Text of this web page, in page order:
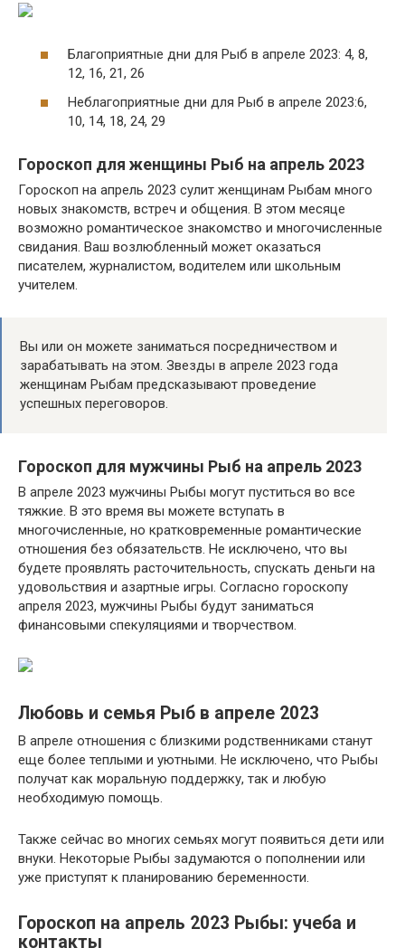
Благоприятные дни для Рыб в апреле 2023: 4, 8,
12, 16, 21, 26
Неблагоприятные дни для Рыб в апреле 2023:6,
10, 14, 18, 24, 29
Гороскоп для женщины Рыб на апрель 2023
Гороскоп на апрель 2023 сулит женщинам Рыбам много
новых знакомств, встреч и общения. В этом месяце
возможно романтическое знакомство и многочисленные
свидания. Ваш возлюбленный может оказаться
писателем, журналистом, водителем или школьным
учителем.
Вы или он можете заниматься посредничеством и
зарабатывать на этом. Звезды в апреле 2023 года
женщинам Рыбам предсказывают проведение
успешных переговоров.
Гороскоп для мужчины Рыб на апрель 2023
В апреле 2023 мужчины Рыбы могут пуститься во все
тяжкие. В это время вы можете вступать в
многочисленные, но кратковременные романтические
отношения без обязательств. Не исключено, что вы
будете проявлять расточительность, спускать деньги на
удовольствия и азартные игры. Согласно гороскопу
апреля 2023, мужчины Рыбы будут заниматься
финансовыми спекуляциями и творчеством.
Любовь и семья Рыб в апреле 2023
В апреле отношения с близкими родственниками станут
еще более теплыми и уютными. Не исключено, что Рыбы
получат как моральную поддержку, так и любую
необходимую помощь.
Также сейчас во многих семьях могут появиться дети или
внуки. Некоторые Рыбы задумаются о пополнении или
уже приступят к планированию беременности.
Гороскоп на апрель 2023 Рыбы: учеба и
контакты